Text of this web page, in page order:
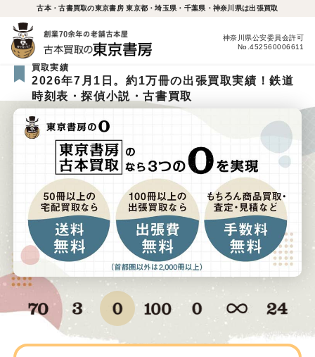
古本・古書買取の東京書房 東京都・埼玉県・千葉県・神奈川県は出張買取
神奈川県公安委員会許可
No.452560006611
買取実績
2026年7月1日。約1万冊の出張買取実績！鉄道
時刻表・探偵小説・古書買取